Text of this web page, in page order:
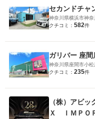
セカンドチャ
神奈川県横浜市神
クチコミ： 582件
ガリバー 座間
神奈川県座間市小
クチコミ： 235件
（株）アビ
Ｘ ＩＭＰＯ